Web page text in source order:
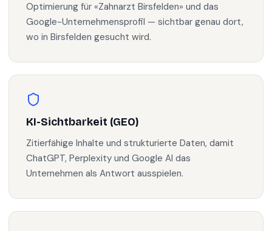
Optimierung für «Zahnarzt Birsfelden» und das
Google-Unternehmensprofil — sichtbar genau dort,
wo in Birsfelden gesucht wird.
KI-Sichtbarkeit (GEO)
Zitierfähige Inhalte und strukturierte Daten, damit
ChatGPT, Perplexity und Google AI das
Unternehmen als Antwort ausspielen.